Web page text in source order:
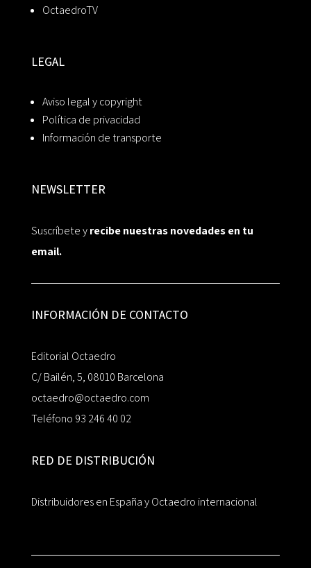
OctaedroTV
LEGAL
Aviso legal y copyright
Política de privacidad
Información de transporte
NEWSLETTER
Suscríbete yrecibe nuestras novedades en tu
email.
INFORMACIÓN DE CONTACTO
Editorial Octaedro
C/ Bailén, 5, 08010 Barcelona
octaedro@octaedro.com
Teléfono 93 246 40 02
RED DE DISTRIBUCIÓN
Distribuidores en España y Octaedro internacional